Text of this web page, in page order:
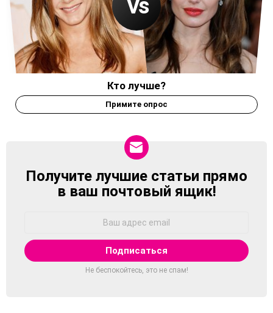
Кто лучше?
Примите опрос
NEWSLETTER
Получите лучшие статьи прямо
в ваш почтовый ящик!
Не беспокойтесь, это не спам!